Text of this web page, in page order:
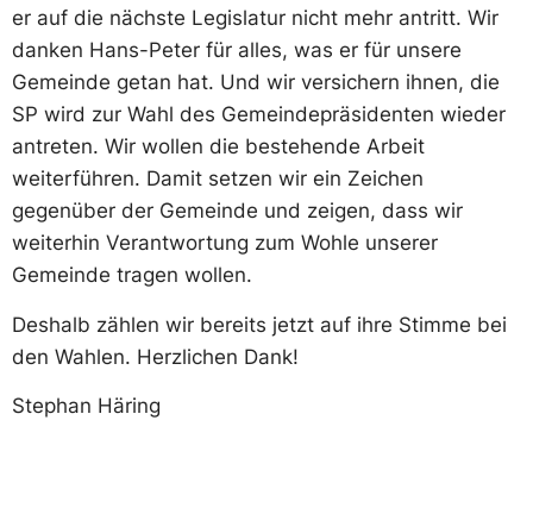
er auf die nächste Legislatur nicht mehr antritt. Wir
danken Hans-Peter für alles, was er für unsere
Gemeinde getan hat. Und wir versichern ihnen, die
SP wird zur Wahl des Gemeindepräsidenten wieder
antreten. Wir wollen die bestehende Arbeit
weiterführen. Damit setzen wir ein Zeichen
gegenüber der Gemeinde und zeigen, dass wir
weiterhin Verantwortung zum Wohle unserer
Gemeinde tragen wollen.
Deshalb zählen wir bereits jetzt auf ihre Stimme bei
den Wahlen. Herzlichen Dank!
Stephan Häring